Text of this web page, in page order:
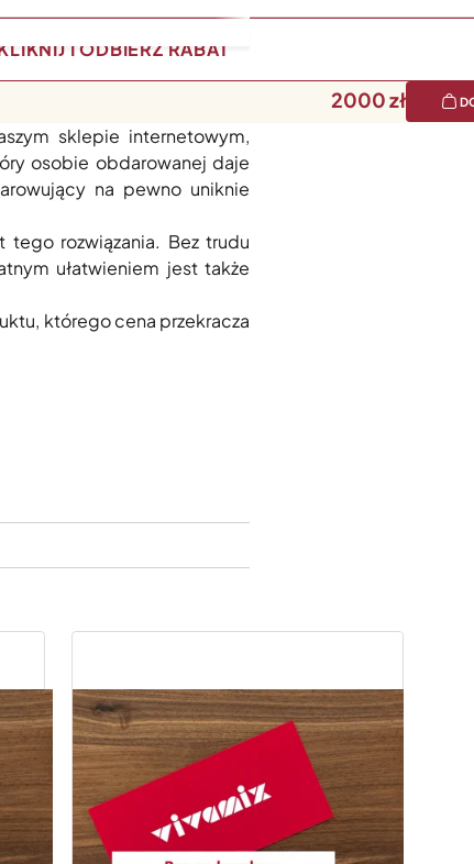
I ODBIERZ RABAT
2000
spełniają oba te warunki.
sklepie internetowym,
osobie obdarowanej daje
na pewno uniknie
rozwiązania. Bez trudu
ułatwieniem jest także
którego cena przekracza